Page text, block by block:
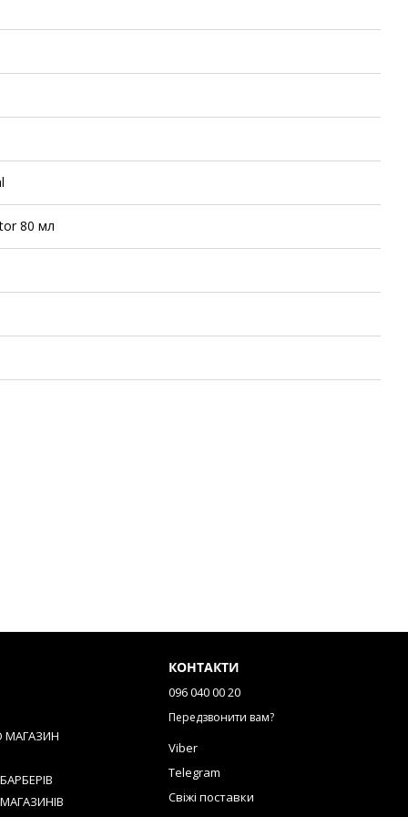
80 мл
МАГАЗИН
КОНТАКТИ
096 040 00 20
Передзвонити вам?
Viber
Telegram
Свіжі поставки